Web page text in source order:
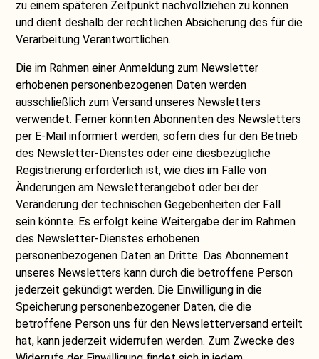
zu einem späteren Zeitpunkt nachvollziehen zu können
und dient deshalb der rechtlichen Absicherung des für die
Verarbeitung Verantwortlichen.
Die im Rahmen einer Anmeldung zum Newsletter
erhobenen personenbezogenen Daten werden
ausschließlich zum Versand unseres Newsletters
verwendet. Ferner könnten Abonnenten des Newsletters
per E-Mail informiert werden, sofern dies für den Betrieb
des Newsletter-Dienstes oder eine diesbezügliche
Registrierung erforderlich ist, wie dies im Falle von
Änderungen am Newsletterangebot oder bei der
Veränderung der technischen Gegebenheiten der Fall
sein könnte. Es erfolgt keine Weitergabe der im Rahmen
des Newsletter-Dienstes erhobenen
personenbezogenen Daten an Dritte. Das Abonnement
unseres Newsletters kann durch die betroffene Person
jederzeit gekündigt werden. Die Einwilligung in die
Speicherung personenbezogener Daten, die die
betroffene Person uns für den Newsletterversand erteilt
hat, kann jederzeit widerrufen werden. Zum Zwecke des